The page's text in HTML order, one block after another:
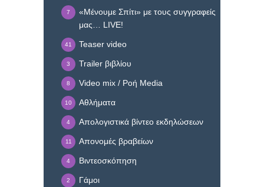
«Μένουμε Σπίτι» με τους συγγραφείς
μας… LIVE!
7
Teaser video
41
Trailer βιβλίου
3
Video mix / Ροή Media
8
Αθλήματα
10
Απολογιστικά βίντεο εκδηλώσεων
4
Απονομές βραβείων
11
Βιντεοσκόπηση
4
Γάμοι
2